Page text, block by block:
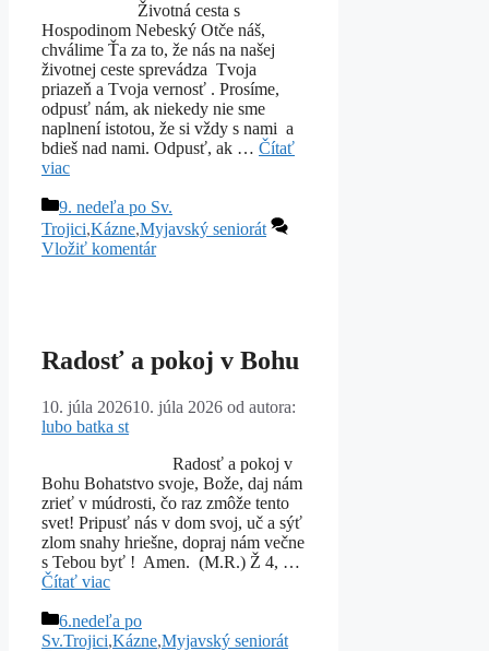
Životná cesta s
Hospodinom Nebeský Otče náš,
chválime Ťa za to, že nás na našej
životnej ceste sprevádza Tvoja
priazeň a Tvoja vernosť . Prosíme,
odpusť nám, ak niekedy nie sme
naplnení istotou, že si vždy s nami a
bdieš nad nami. Odpusť, ak … Čítať
viac
Kategórie
9. nedeľa po Sv.
Trojici,Kázne,Myjavský seniorát
Vložiť komentár
Radosť a pokoj v Bohu
10. júla 202610. júla 2026 od autora:
lubo batka st
Radosť a pokoj v
Bohu Bohatstvo svoje, Bože, daj nám
zrieť v múdrosti, čo raz zmôže tento
svet! Pripusť nás v dom svoj, uč a sýť
zlom snahy hriešne, dopraj nám večne
s Tebou byť ! Amen. (M.R.) Ž 4, …
Čítať viac
Kategórie
6.nedeľa po
Sv.Trojici,Kázne,Myjavský seniorát